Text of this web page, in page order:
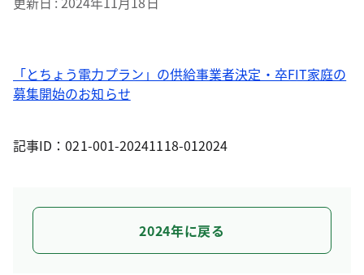
「とちょう電力プラン」の供給事業者決定・卒FIT家庭の
募集開始のお知らせ
記事ID：021-001-20241118-012024
2024年に戻る